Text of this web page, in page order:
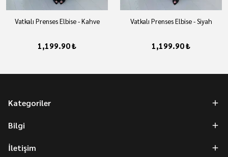
Vatkalı Prenses Elbise - Kahve
1,199.90 ₺
Vatkalı Prenses Elbise - Siyah
1,199.90 ₺
Kategoriler
Bilgi
İletişim